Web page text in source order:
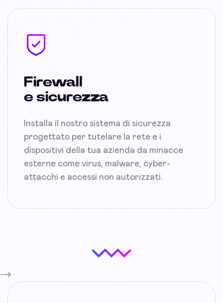
Firewall
e sicurezza
Installa il nostro sistema di sicurezza
progettato per tutelare la rete e i
dispositivi della tua azienda da minacce
esterne come virus, malware, cyber-
attacchi e accessi non autorizzati.
-->